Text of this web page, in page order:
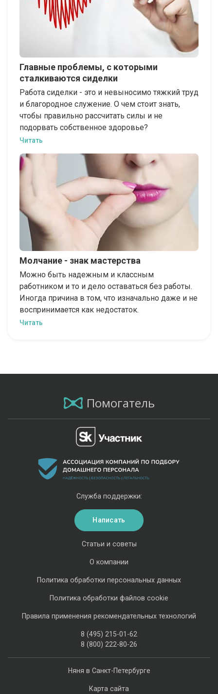
Главные проблемы, с которыми
сталкиваются сиделки
Работа сиделки - это и невыносимо тяжкий труд
и благородное служение. О чем стоит знать,
чтобы правильно рассчитать силы и не
подорвать собственное здоровье?
Читать
Молчание - знак мастерства
Можно быть надежным и классным
работником и то и дело оставаться без работы.
Иногда причина в том, что изначально даже и не
воспринимается как недостаток.
Читать
Помогатель
Няня в Санкт-Петербурге
Карта сайта
Статьи и советы
О компании
Политика обработки персональных данных
Политика обработки файлов cookie
Правила применения рекомендательных технологий
8 (495) 215-01-62
8 (800) 222-80-26
Служба поддержки:
Написать